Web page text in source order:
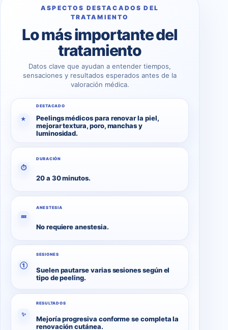
ASPECTOS DESTACADOS DEL
TRATAMIENTO
Lo más importante del
tratamiento
Datos clave que ayudan a entender tiempos,
sensaciones y resultados esperados antes de la
valoración médica.
★
DESTACADO
Peelings médicos para renovar la piel,
mejorar textura, poro, manchas y
luminosidad.
⏱
DURACIÓN
20 a 30 minutos.
💤
ANESTESIA
No requiere anestesia.
①
SESIONES
Suelen pautarse varias sesiones según el
tipo de peeling.
✨
RESULTADOS
Mejoría progresiva conforme se completa la
renovación cutánea.